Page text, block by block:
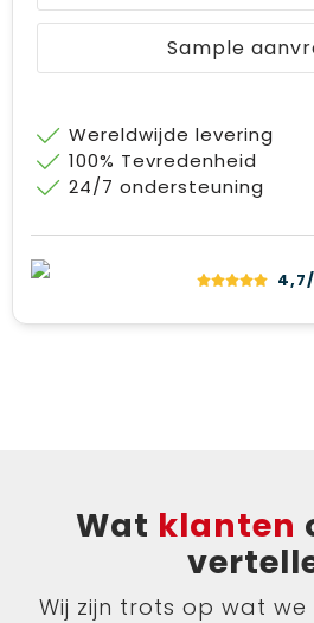
Sample
Wereldwijde levering
100% Tevredenheid
24/7 ondersteuning
Wat klanten
Wij zijn trots op wat we